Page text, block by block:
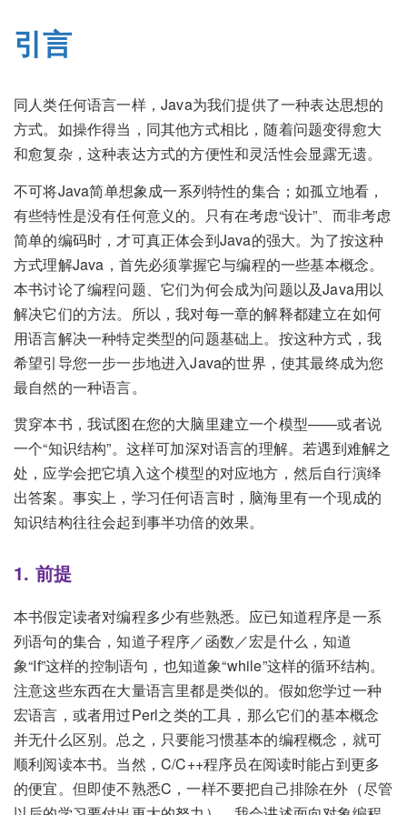
引言
同人类任何语言一样，Java为我们提供了一种表达思想的
方式。如操作得当，同其他方式相比，随着问题变得愈大
和愈复杂，这种表达方式的方便性和灵活性会显露无遗。
不可将Java简单想象成一系列特性的集合；如孤立地看，
有些特性是没有任何意义的。只有在考虑“设计”、而非考虑
简单的编码时，才可真正体会到Java的强大。为了按这种
方式理解Java，首先必须掌握它与编程的一些基本概念。
本书讨论了编程问题、它们为何会成为问题以及Java用以
解决它们的方法。所以，我对每一章的解释都建立在如何
用语言解决一种特定类型的问题基础上。按这种方式，我
希望引导您一步一步地进入Java的世界，使其最终成为您
最自然的一种语言。
贯穿本书，我试图在您的大脑里建立一个模型——或者说
一个“知识结构”。这样可加深对语言的理解。若遇到难解之
处，应学会把它填入这个模型的对应地方，然后自行演绎
出答案。事实上，学习任何语言时，脑海里有一个现成的
知识结构往往会起到事半功倍的效果。
1. 前提
本书假定读者对编程多少有些熟悉。应已知道程序是一系
列语句的集合，知道子程序／函数／宏是什么，知道
象“If”这样的控制语句，也知道象“while”这样的循环结构。
注意这些东西在大量语言里都是类似的。假如您学过一种
宏语言，或者用过Perl之类的工具，那么它们的基本概念
并无什么区别。总之，只要能习惯基本的编程概念，就可
顺利阅读本书。当然，C/C++程序员在阅读时能占到更多
的便宜。但即使不熟悉C，一样不要把自己排除在外（尽管